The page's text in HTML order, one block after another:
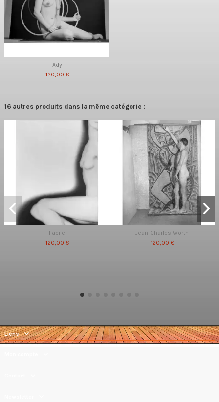
Ady
120,00 €
16 autres produits dans la même catégorie :
Facile
120,00 €
Jean-Charles Worth
120,00 €
Liens